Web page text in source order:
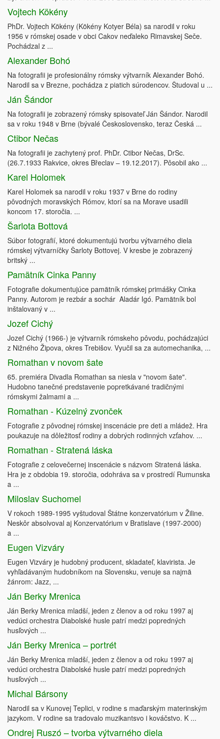
Vojtech Kökény
PhDr. Vojtech Kökény (Kökény Kotyer Béla) sa narodil v roku
1956 v rómskej osade v obci Cakov neďaleko Rimavskej Seče.
Pochádzal z ...
Alexander Bohó
Na fotografii je profesionálny rómsky výtvarník Alexander Bohó.
Narodil sa v Brezne, pochádza z piatich súrodencov. Študoval u ...
Ján Šándor
Na fotografii je zobrazený rómsky spisovateľ Ján Šándor. Narodil
sa v roku 1948 v Brne (bývalé Československo, teraz Česká ...
Ctibor Nečas
Na fotografii je zachytený prof. PhDr. Ctibor Nečas, DrSc.
(26.7.1933 Rakvice, okres Břeclav – 19.12.2017). Pôsobil ako ...
Karel Holomek
Karel Holomek sa narodil v roku 1937 v Brne do rodiny
pôvodných moravských Rómov, ktorí sa na Morave usadili
koncom 17. storočia. ...
Šarlota Bottová
Súbor fotografií, ktoré dokumentujú tvorbu výtvarného diela
rómskej výtvarníčky Šarloty Bottovej. V kresbe je zobrazený
britský ...
Pamätník Cinka Panny
Fotografie dokumentujúce pamätník rómskej primášky Cinka
Panny. Autorom je rezbár a sochár Aladár Igó. Pamätník bol
inštalovaný v ...
Jozef Cichý
Jozef Cichý (1966-) je výtvarník rómskeho pôvodu, pochádzajúci
z Nižného Žipova, okres Trebišov. Vyučil sa za automechanika, ...
Romathan v novom šate
65. premiéra Divadla Romathan sa niesla v "novom šate".
Hudobno tanečné predstavenie popretkávané tradičnými
rómskymi žalmami a ...
Romathan - Kúzelný zvonček
Fotografie z pôvodnej rómskej inscenácie pre deti a mládež. Hra
poukazuje na dôležitosť rodiny a dobrých rodinných vzťahov. ...
Romathan - Stratená láska
Fotografie z celovečernej inscenácie s názvom Stratená láska.
Hra je z obdobia 19. storočia, odohráva sa v prostredí Rumunska
a ...
Miloslav Suchomel
V rokoch 1989-1995 vyštudoval Štátne konzervatórium v Žiline.
Neskôr absolvoval aj Konzervatórium v Bratislave (1997-2000)
a ...
Eugen Vizváry
Eugen Vizváry je hudobný producent, skladateľ, klavirista. Je
vyhľadávaným hudobníkom na Slovensku, venuje sa najmä
žánrom: Jazz, ...
Ján Berky Mrenica
Ján Berky Mrenica mladší, jeden z členov a od roku 1997 aj
vedúci orchestra Diabolské husle patrí medzi popredných
husľových ...
Ján Berky Mrenica – portrét
Ján Berky Mrenica mladší, jeden z členov a od roku 1997 aj
vedúci orchestra Diabolské husle patrí medzi popredných
husľových ...
Michal Bársony
Narodil sa v Kunovej Teplici, v rodine s maďarským materinským
jazykom. V rodine sa tradovalo muzikantsvo i kováčstvo. K ...
Ondrej Ruszó – tvorba výtvarného diela